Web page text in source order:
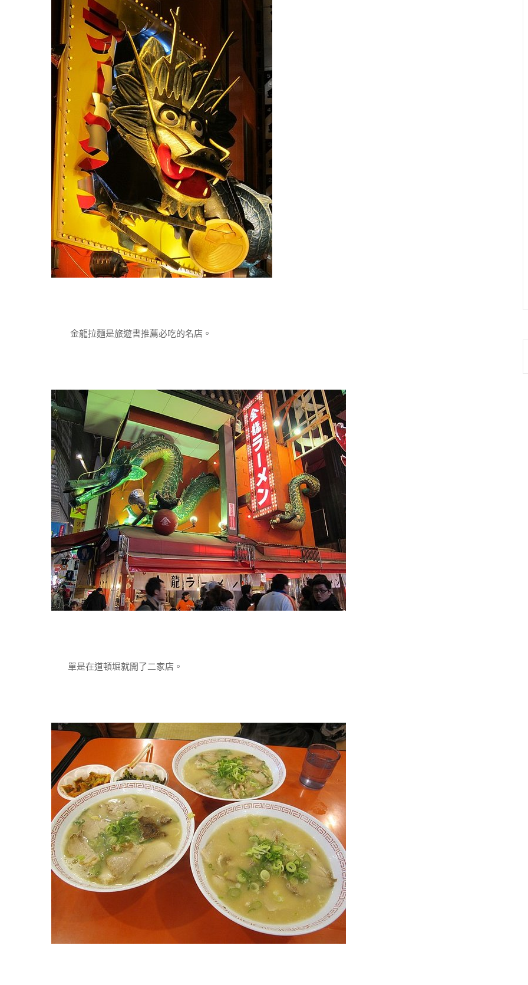
金龍拉麵是旅遊書推薦必吃的名店。
單是在道頓堀就開了二家店。